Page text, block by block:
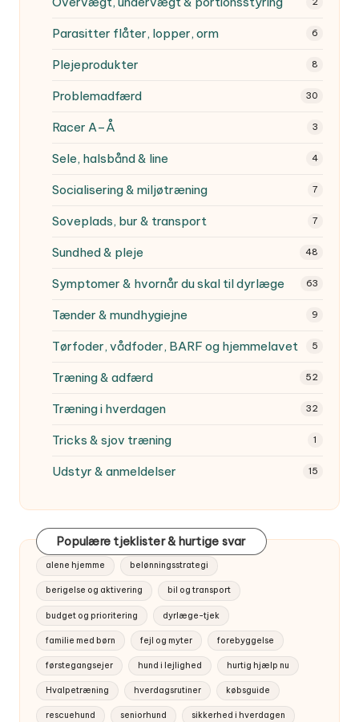
Parasitter flåter, lopper, orm 6
Plejeprodukter 8
Problemadfærd 30
Racer A–Å 3
Sele, halsbånd & line 4
Socialisering & miljøtræning 7
Soveplads, bur & transport 7
Sundhed & pleje 48
Symptomer & hvornår du skal til dyrlæge 63
Tænder & mundhygiejne 9
Tørfoder, vådfoder, BARF og hjemmelavet 5
Træning & adfærd 52
Træning i hverdagen 32
Tricks & sjov træning 1
Udstyr & anmeldelser 15
Populære tjeklister & hurtige svar
alene hjemme belønningsstrategi
berigelse og aktivering bil og transport
budget og prioritering dyrlæge-tjek
familie med børn fejl og myter forebyggelse
førstegangsejer hund i lejlighed hurtig hjælp nu
Hvalpetræning hverdagsrutiner købsguide
rescuehund seniorhund sikkerhed i hverdagen